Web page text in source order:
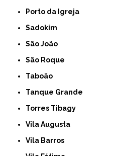
Porto da Igreja
Sadokim
São João
São Roque
Taboão
Tanque Grande
Torres Tibagy
Vila Augusta
Vila Barros